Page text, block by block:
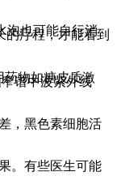
泡也可能自行消
疗程，才能看到
药物如糖皮质激
谱中波紫外线
，黑色素细胞活
。有些医生可能